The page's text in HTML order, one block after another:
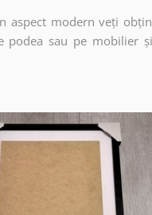
aspect modern veți
podea sau pe mobilier